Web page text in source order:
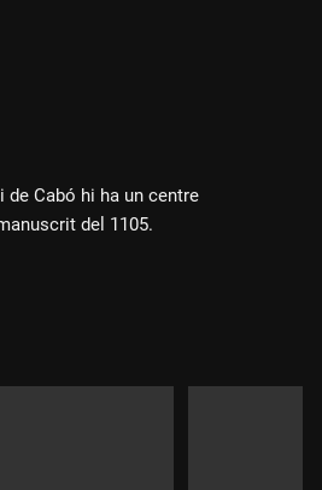
de Cabó hi ha un centre
del 1105.